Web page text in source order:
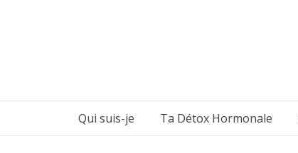
Qui suis-je Ta Détox Hormonale